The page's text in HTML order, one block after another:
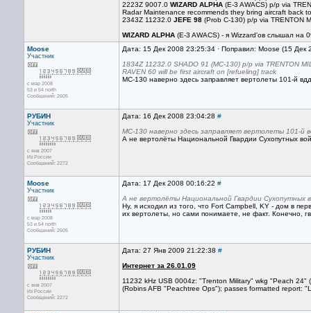
2223Z 9007.0 WIZARD ALPHA (E-3 AWACS) p/p via
Radar Maintenance recommends they bring aircraft back
2343Z 11232.0 JEFE 98 (Prob C-130) p/p via TRENTON
WIZARD ALPHA (E-3 AWACS) - я Wizzard'ов слышал на
Moose
Участник
с мар 2008
53 и 54 north
Сообщений: 2605
Дата: 15 Дек 2008 23:25:34 · Поправил: Moose (15 Дек
1834Z 11232.0 SHADO 91 (MC-130) p/p via TRENTON
RAVEN 60 will be first aircraft on [refueling] track
МС-130 наверно здесь заправляет вертолеты 101-й
РУБИН
Участник
с янв 2007
Из России
Сообщений: 2272
Дата: 16 Дек 2008 23:04:28 #
МС-130 наверно здесь заправляет вертолеты 101-й
А не вертолёты Национальной Гвардии Сухопутных
Moose
Участник
с мар 2008
53 и 54 north
Сообщений: 2605
Дата: 17 Дек 2008 00:16:22 #
А не вертолёты Национальной Гвардии
Ну, я исходил из того, что Fort Campbell, KY - дом в
их вертолеты, но сами понимаете, не факт. Конечно,
РУБИН
Участник
с янв 2007
Из России
Сообщений: 2272
Дата: 27 Янв 2009 21:22:38 #
Интернет за 26.01.09
11232 kHz USB 0004z: "Trenton Military" wkg "Peach
(Robins AFB "Peachtree Ops"); passes formatted report: